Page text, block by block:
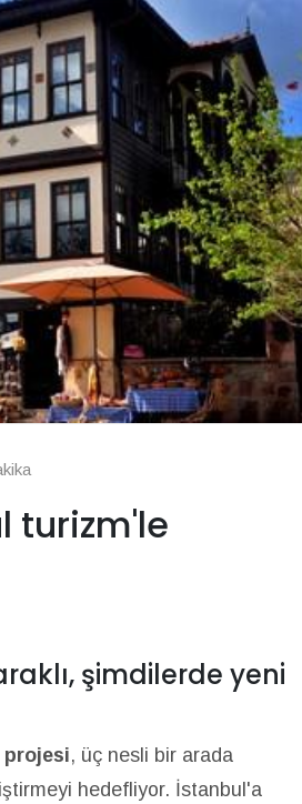
turizm'le
şimdilerde yeni
projesi, üç nesli bir arada
hedefliyor. İstanbul'a